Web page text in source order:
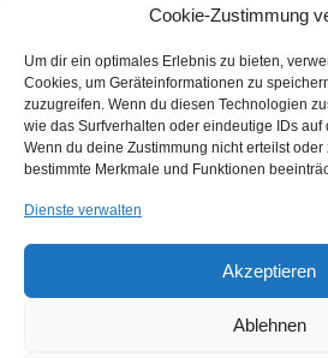
Cookie-Zustimmung
Um dir ein optimales Erlebnis zu bieten,
Cookies, um Geräteinformationen zu
zuzugreifen. Wenn du diesen Technologien
wie das Surfverhalten oder eindeutige IDs
Wenn du deine Zustimmung nicht erteilst
bestimmte Merkmale und Funktionen
Dienste verwalten
Akzeptieren
Ablehnen